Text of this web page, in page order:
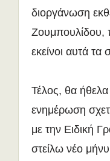
διοργάνωση
Ζουμπουλίδου,
εκείνοι αυτά τα
Τέλος, θα
ενημέρωση
με την Ειδική
στείλω νέο